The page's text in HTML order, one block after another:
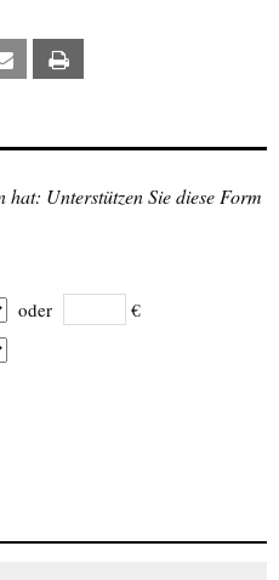
Email
hat: Unterstützen Sie diese Form
oder €